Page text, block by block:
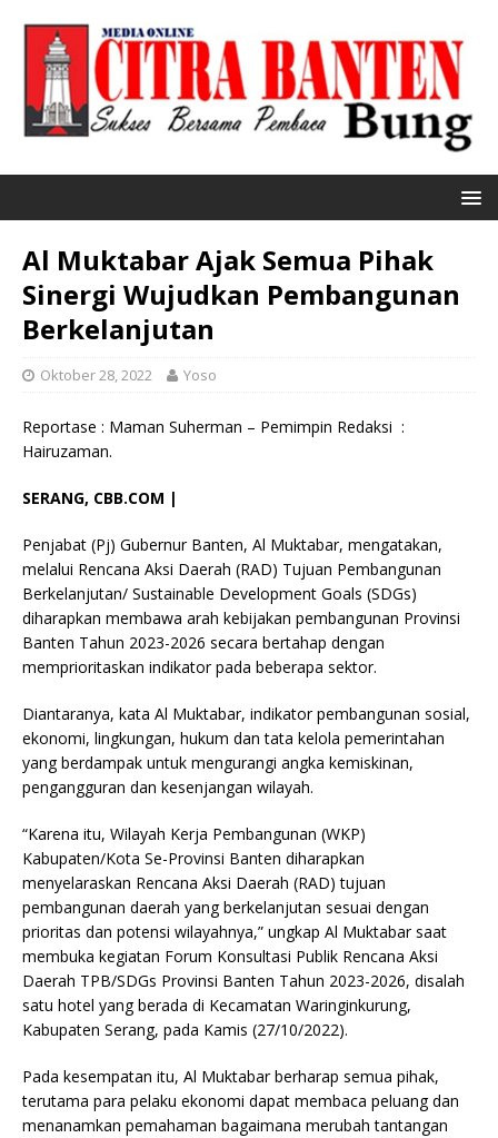
Al Muktabar Ajak Semua Pihak
Sinergi Wujudkan Pembangunan
Berkelanjutan
Oktober 28, 2022 Yoso
Reportase : Maman Suherman – Pemimpin Redaksi :
Hairuzaman.
SERANG, CBB.COM |
Penjabat (Pj) Gubernur Banten, Al Muktabar, mengatakan,
melalui Rencana Aksi Daerah (RAD) Tujuan Pembangunan
Berkelanjutan/ Sustainable Development Goals (SDGs)
diharapkan membawa arah kebijakan pembangunan Provinsi
Banten Tahun 2023-2026 secara bertahap dengan
memprioritaskan indikator pada beberapa sektor.
Diantaranya, kata Al Muktabar, indikator pembangunan sosial,
ekonomi, lingkungan, hukum dan tata kelola pemerintahan
yang berdampak untuk mengurangi angka kemiskinan,
pengangguran dan kesenjangan wilayah.
“Karena itu, Wilayah Kerja Pembangunan (WKP)
Kabupaten/Kota Se-Provinsi Banten diharapkan
menyelaraskan Rencana Aksi Daerah (RAD) tujuan
pembangunan daerah yang berkelanjutan sesuai dengan
prioritas dan potensi wilayahnya,” ungkap Al Muktabar saat
membuka kegiatan Forum Konsultasi Publik Rencana Aksi
Daerah TPB/SDGs Provinsi Banten Tahun 2023-2026, disalah
satu hotel yang berada di Kecamatan Waringinkurung,
Kabupaten Serang, pada Kamis (27/10/2022).
Pada kesempatan itu, Al Muktabar berharap semua pihak,
terutama para pelaku ekonomi dapat membaca peluang dan
menanamkan pemahaman bagaimana merubah tantangan